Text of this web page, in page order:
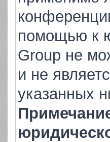
помощью к
Group не
и не
указанных